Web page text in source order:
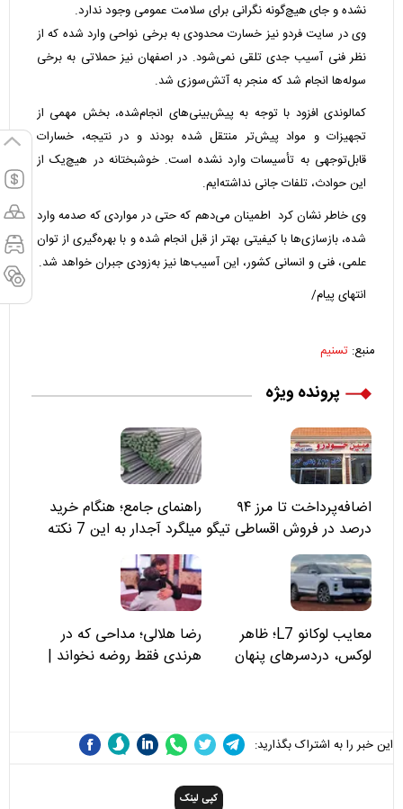
نشده و جای هیچ‌گونه نگرانی برای سلامت عمومی وجود ندارد.
وی در سایت فردو نیز خسارت محدودی به برخی نواحی وارد شده که از
نظر فنی آسیب جدی تلقی نمی‌شود. در اصفهان نیز حملاتی به برخی
سوله‌ها انجام شد که منجر به آتش‌سوزی شد.
کمالوندی افزود با توجه به پیش‌بینی‌های انجام‌شده، بخش مهمی از
تجهیزات و مواد پیش‌تر منتقل شده بودند و در نتیجه، خسارات
قابل‌توجهی به تأسیسات وارد نشده است. خوشبختانه در هیچ‌یک از
این حوادث، تلفات جانی نداشته‌ایم.
وی خاطر نشان کرد اطمینان می‌دهم که حتی در مواردی که صدمه وارد
شده، بازسازی‌ها با کیفیتی بهتر از قبل انجام شده و با بهره‌گیری از توان
علمی، فنی و انسانی کشور، این آسیب‌ها نیز به‌زودی جبران خواهد شد.
انتهای پیام/
منبع: تسنیم
پرونده ویژه
اضافه‌پرداخت تا مرز ۹۴
درصد در فروش اقساطی تیگو
۸؛ مسئولان «مبین خودرو» را
نمی‌بینند؟
راهنمای جامع؛ هنگام خرید
میلگرد آجدار به این 7 نکته
توجه کنید
معایب لوکانو L7؛ ظاهر
لوکس، دردسرهای پنهان
رضا هلالی؛ مداحی که در
هرندی فقط روضه نخواند |
این خبر را به اشتراک بگذارید:
کپی لینک